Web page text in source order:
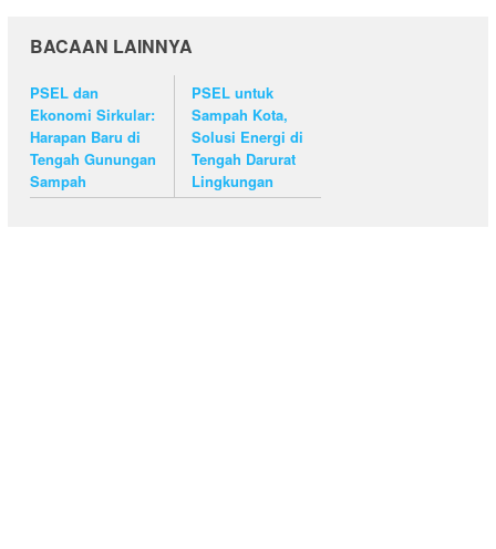
BACAAN LAINNYA
PSEL dan
Ekonomi Sirkular:
Harapan Baru di
Tengah Gunungan
Sampah
PSEL untuk
Sampah Kota,
Solusi Energi di
Tengah Darurat
Lingkungan